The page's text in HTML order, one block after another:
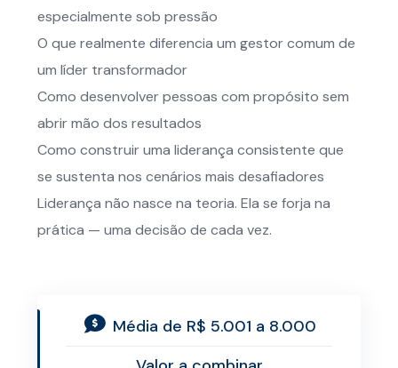
especialmente sob pressão
O que realmente diferencia um gestor comum de
um líder transformador
Como desenvolver pessoas com propósito sem
abrir mão dos resultados
Como construir uma liderança consistente que
se sustenta nos cenários mais desafiadores
Liderança não nasce na teoria. Ela se forja na
prática — uma decisão de cada vez.
Média de R$ 5.001 a 8.000